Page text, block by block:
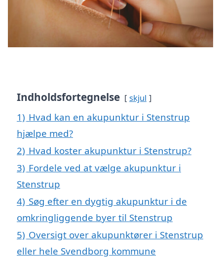
Indholdsfortegnelse skjul
1) Hvad kan en akupunktur i Stenstrup
hjælpe med?
2) Hvad koster akupunktur i Stenstrup?
3) Fordele ved at vælge akupunktur i
Stenstrup
4) Søg efter en dygtig akupunktur i de
omkringliggende byer til Stenstrup
5) Oversigt over akupunktører i Stenstrup
eller hele Svendborg kommune